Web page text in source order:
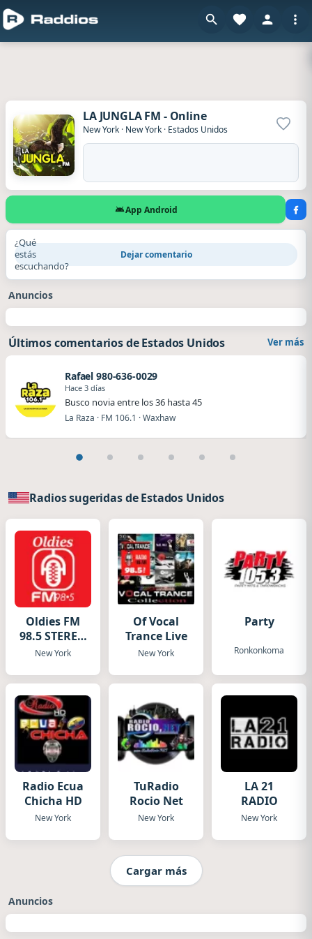
LA JUNGLA FM - Online
New York · New York · Estados Unidos
App Android
¿Qué
estás
escuchando?
Dejar comentario
Anuncios
Últimos comentarios de Estados Unidos Ver más
Rafael 980-636-0029
Hace 3 días
Busco novia entre los 36 hasta 45
La Raza · FM 106.1 · Waxhaw
Radios sugeridas de Estados Unidos
Oldies FM
98.5 STEREO
Live
New York
Of Vocal
Trance Live
New York
Party
Ronkonkoma
Radio Ecua
Chicha HD
New York
TuRadio
Rocio Net
New York
LA 21
RADIO
New York
Cargar más
Anuncios